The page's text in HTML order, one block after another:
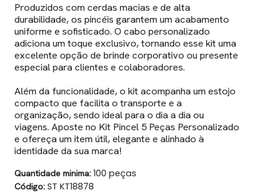
Produzidos com cerdas macias e de alta
durabilidade, os pincéis garantem um acabamento
uniforme e sofisticado. O cabo personalizado
adiciona um toque exclusivo, tornando esse kit uma
excelente opção de brinde corporativo ou presente
especial para clientes e colaboradores.
Além da funcionalidade, o kit acompanha um estojo
compacto que facilita o transporte e a
organização, sendo ideal para o dia a dia ou
viagens. Aposte no Kit Pincel 5 Peças Personalizado
e ofereça um item útil, elegante e alinhado à
identidade da sua marca!
Quantidade minima: 100 peças
Código: ST KT18878